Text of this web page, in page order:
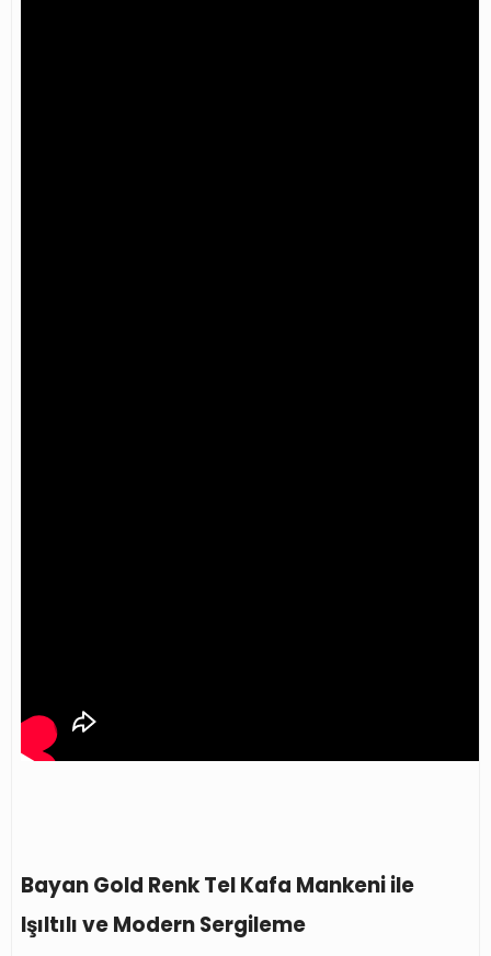
Bayan Gold Renk Tel Kafa Mankeni ile
Işıltılı ve Modern Sergileme